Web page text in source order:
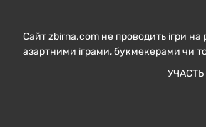
Сайт zbirna.com не проводить ігри на
азартними іграми, букмекерами чи